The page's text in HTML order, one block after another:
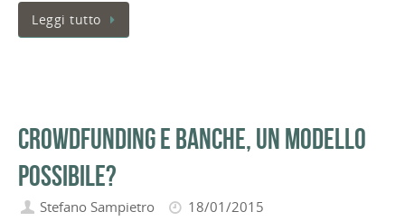
Leggi tutto
Crowdfunding e banche, un modello
possibile?
Stefano Sampietro
18/01/2015